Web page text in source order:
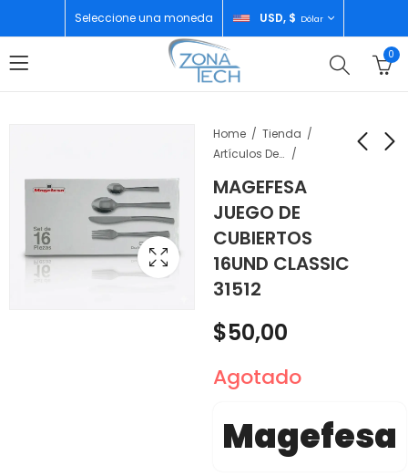
Seleccione una moneda USD, $ Dólar
0
Home
Tienda
Artículos De Cocina
MAGEFESA
JUEGO DE
CUBIERTOS
16UND CLASSIC
31512
32GB
$5,00
CUBIERTOS 16PZ
PRACTIX 31522
$ 38,00
$50,00
Agotado
Magefesa